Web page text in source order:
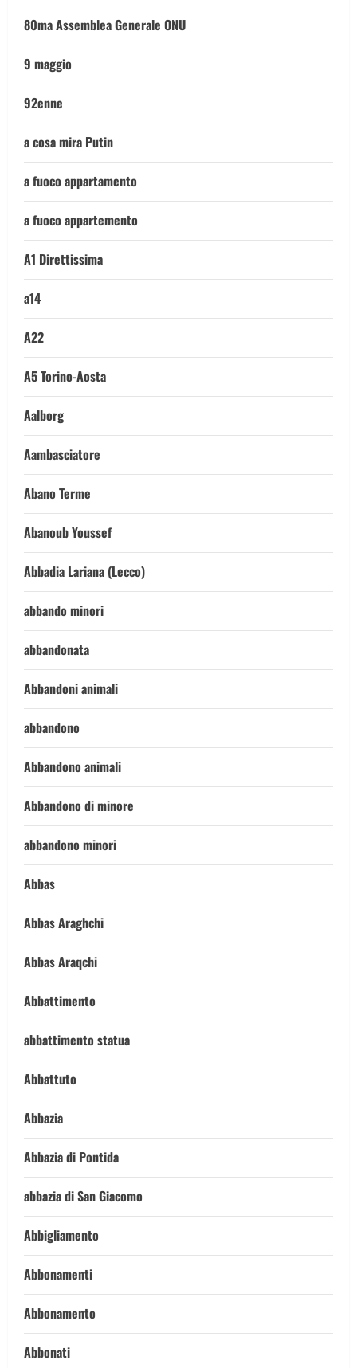
80ma Assemblea Generale ONU
9 maggio
92enne
a cosa mira Putin
a fuoco appartamento
a fuoco appartemento
A1 Direttissima
a14
A22
A5 Torino-Aosta
Aalborg
Aambasciatore
Abano Terme
Abanoub Youssef
Abbadia Lariana (Lecco)
abbando minori
abbandonata
Abbandoni animali
abbandono
Abbandono animali
Abbandono di minore
abbandono minori
Abbas
Abbas Araghchi
Abbas Araqchi
Abbattimento
abbattimento statua
Abbattuto
Abbazia
Abbazia di Pontida
abbazia di San Giacomo
Abbigliamento
Abbonamenti
Abbonamento
Abbonati